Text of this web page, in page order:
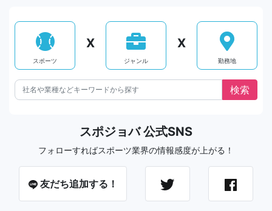
スポーツ
X
ジャンル
X
勤務地
スポジョバ 公式SNS
フォローすればスポーツ業界の情報感度が上がる！
友だち追加する！